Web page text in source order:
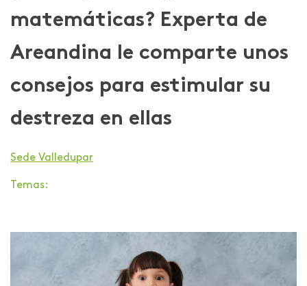
matemáticas? Experta de
Areandina le comparte unos
consejos para estimular su
destreza en ellas
Sede Valledupar
Temas: